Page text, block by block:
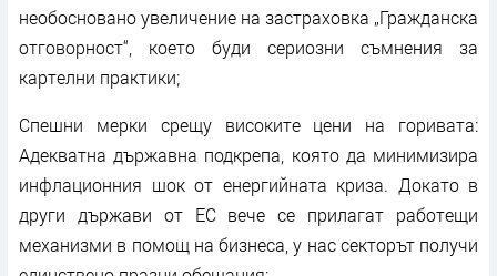
необосновано увеличение на застраховка „Гражданска
отговорност“, което буди сериозни съмнения за
картелни практики;
Спешни мерки срещу високите цени на горивата:
Адекватна държавна подкрепа, която да минимизира
инфлационния шок от енергийната криза. Докато в
други държави от ЕС вече се прилагат работещи
механизми в помощ на бизнеса, у нас секторът получи